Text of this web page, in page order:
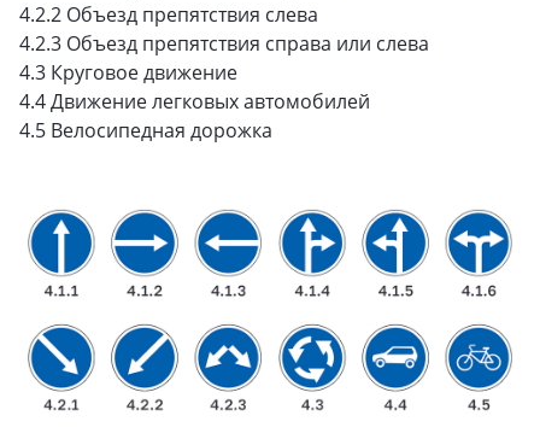
4.2.2 Объезд препятствия слева
4.2.3 Объезд препятствия справа или слева
4.3 Круговое движение
4.4 Движение легковых автомобилей
4.5 Велосипедная дорожка